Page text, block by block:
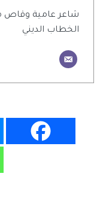
شاعر عامية وقاص
الخطاب الديني